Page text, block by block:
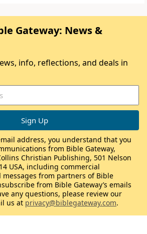
Gateway: News &
info, reflections, and deals in
address, you understand that you
from Bible Gateway,
Christian Publishing, 501 Nelson
USA, including commercial
from partners of Bible
from Bible Gateway’s emails
any questions, please review our
us at privacy@biblegateway.com.